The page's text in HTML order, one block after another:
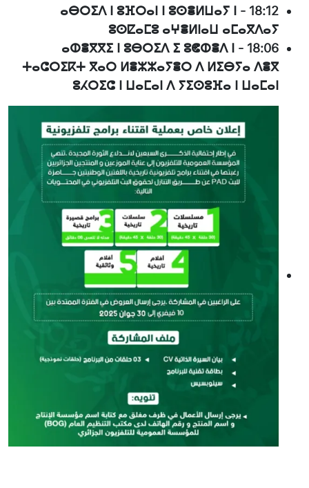
18:12
-
ⴰⴱⵔⵉⴷ ⵏ ⵓⴼⵔⴰⵏ ⵏ ⵓⵙⴻⵍⵡⴰⵢ ⵏ
ⵓⵙⵇⴰⵎⵓ ⴰⵖⴻⵍⵏⴰⵡ ⴰⵎⴰⴳⴷⴰⵢ
18:06
-
ⴰⵀⴻⴳⴳⵉ ⵏ ⵓⴱⵔⵉⴷ ⵉ ⵓⵞⵀⴻⴷ ⵏ
ⵜⴰⵛⵔⵉⴽⵜ ⴳⴰⵔ ⵍⴻⵣⵣⴰⵢⴻⵔ ⴷ ⵍⵉⴱⵢⴰ ⴷⴻⴳ
ⵓⵃⵔⵉⵛ ⵏ ⵡⴰⵎⴰⵏ ⴷ ⵢⵉⵙⵓⴼⴰ ⵏ ⵡⴰⵎⴰⵏ